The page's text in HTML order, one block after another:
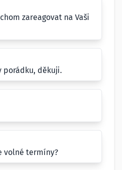
zareagovat na Vaši
porádku, děkuji.
volné termíny?